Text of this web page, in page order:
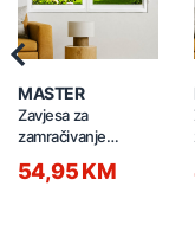
MASTER
Zavjesa za
zamračivanje
JC-B5 bijela
54,95 KM